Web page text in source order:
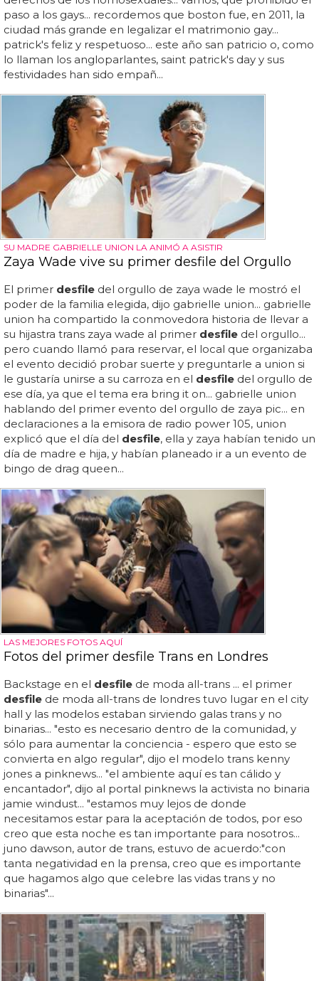
paso a los gays... recordemos que boston fue, en 2011, la
ciudad más grande en legalizar el matrimonio gay...
patrick's feliz y respetuoso... este año san patricio o, como
lo llaman los angloparlantes, saint patrick's day y sus
festividades han sido empañ...
SU MADRE GABRIELLE UNION LA ANIMÓ A ASISTIR
Zaya Wade vive su primer desfile del Orgullo
El primer desfile del orgullo de zaya wade le mostró el
poder de la familia elegida, dijo gabrielle union... gabrielle
union ha compartido la conmovedora historia de llevar a
su hijastra trans zaya wade al primer desfile del orgullo...
pero cuando llamó para reservar, el local que organizaba
el evento decidió probar suerte y preguntarle a union si
le gustaría unirse a su carroza en el desfile del orgullo de
ese día, ya que el tema era bring it on... gabrielle union
hablando del primer evento del orgullo de zaya pic... en
declaraciones a la emisora de radio power 105, union
explicó que el día del desfile, ella y zaya habían tenido un
día de madre e hija, y habían planeado ir a un evento de
bingo de drag queen...
LAS MEJORES FOTOS AQUÍ
Fotos del primer desfile Trans en Londres
Backstage en el desfile de moda all-trans ... el primer
desfile de moda all-trans de londres tuvo lugar en el city
hall y las modelos estaban sirviendo galas trans y no
binarias... "esto es necesario dentro de la comunidad, y
sólo para aumentar la conciencia - espero que esto se
convierta en algo regular", dijo el modelo trans kenny
jones a pinknews... "el ambiente aquí es tan cálido y
encantador", dijo al portal pinknews la activista no binaria
jamie windust... "estamos muy lejos de donde
necesitamos estar para la aceptación de todos, por eso
creo que esta noche es tan importante para nosotros...
juno dawson, autor de trans, estuvo de acuerdo:"con
tanta negatividad en la prensa, creo que es importante
que hagamos algo que celebre las vidas trans y no
binarias"...